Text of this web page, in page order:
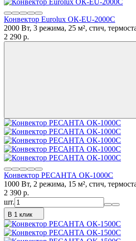
Конвектор Eurolux ОК-EU-2000C
2000 Вт, 3 режима, 25 м², стич,
2 290 p.
Конвектор РЕСАНТА ОК-1000С
1000 Вт, 2 режима, 15 м², стич,
2 390 p.
шт.
В 1 клик